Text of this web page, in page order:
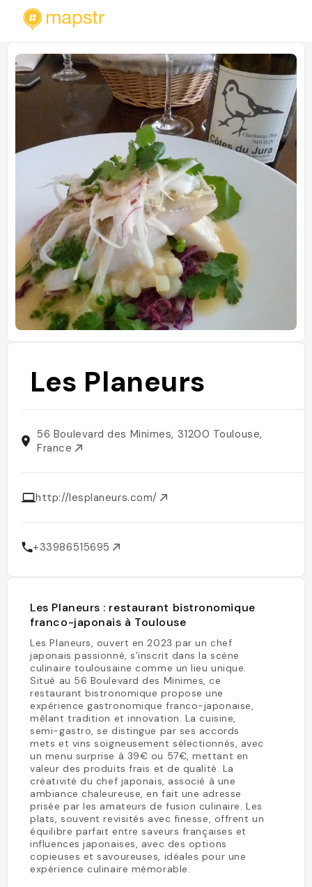
Les Planeurs
56 Boulevard des Minimes, 31200 Toulouse,
France
http://lesplaneurs.com/
+33986515695
Les Planeurs : restaurant bistronomique
franco-japonais à Toulouse
Les Planeurs, ouvert en 2023 par un chef
japonais passionné, s’inscrit dans la scène
culinaire toulousaine comme un lieu unique.
Situé au 56 Boulevard des Minimes, ce
restaurant bistronomique propose une
expérience gastronomique franco-japonaise,
mêlant tradition et innovation. La cuisine,
semi-gastro, se distingue par ses accords
mets et vins soigneusement sélectionnés, avec
un menu surprise à 39€ ou 57€, mettant en
valeur des produits frais et de qualité. La
créativité du chef japonais, associé à une
ambiance chaleureuse, en fait une adresse
prisée par les amateurs de fusion culinaire. Les
plats, souvent revisités avec finesse, offrent un
équilibre parfait entre saveurs françaises et
influences japonaises, avec des options
copieuses et savoureuses, idéales pour une
expérience culinaire mémorable.